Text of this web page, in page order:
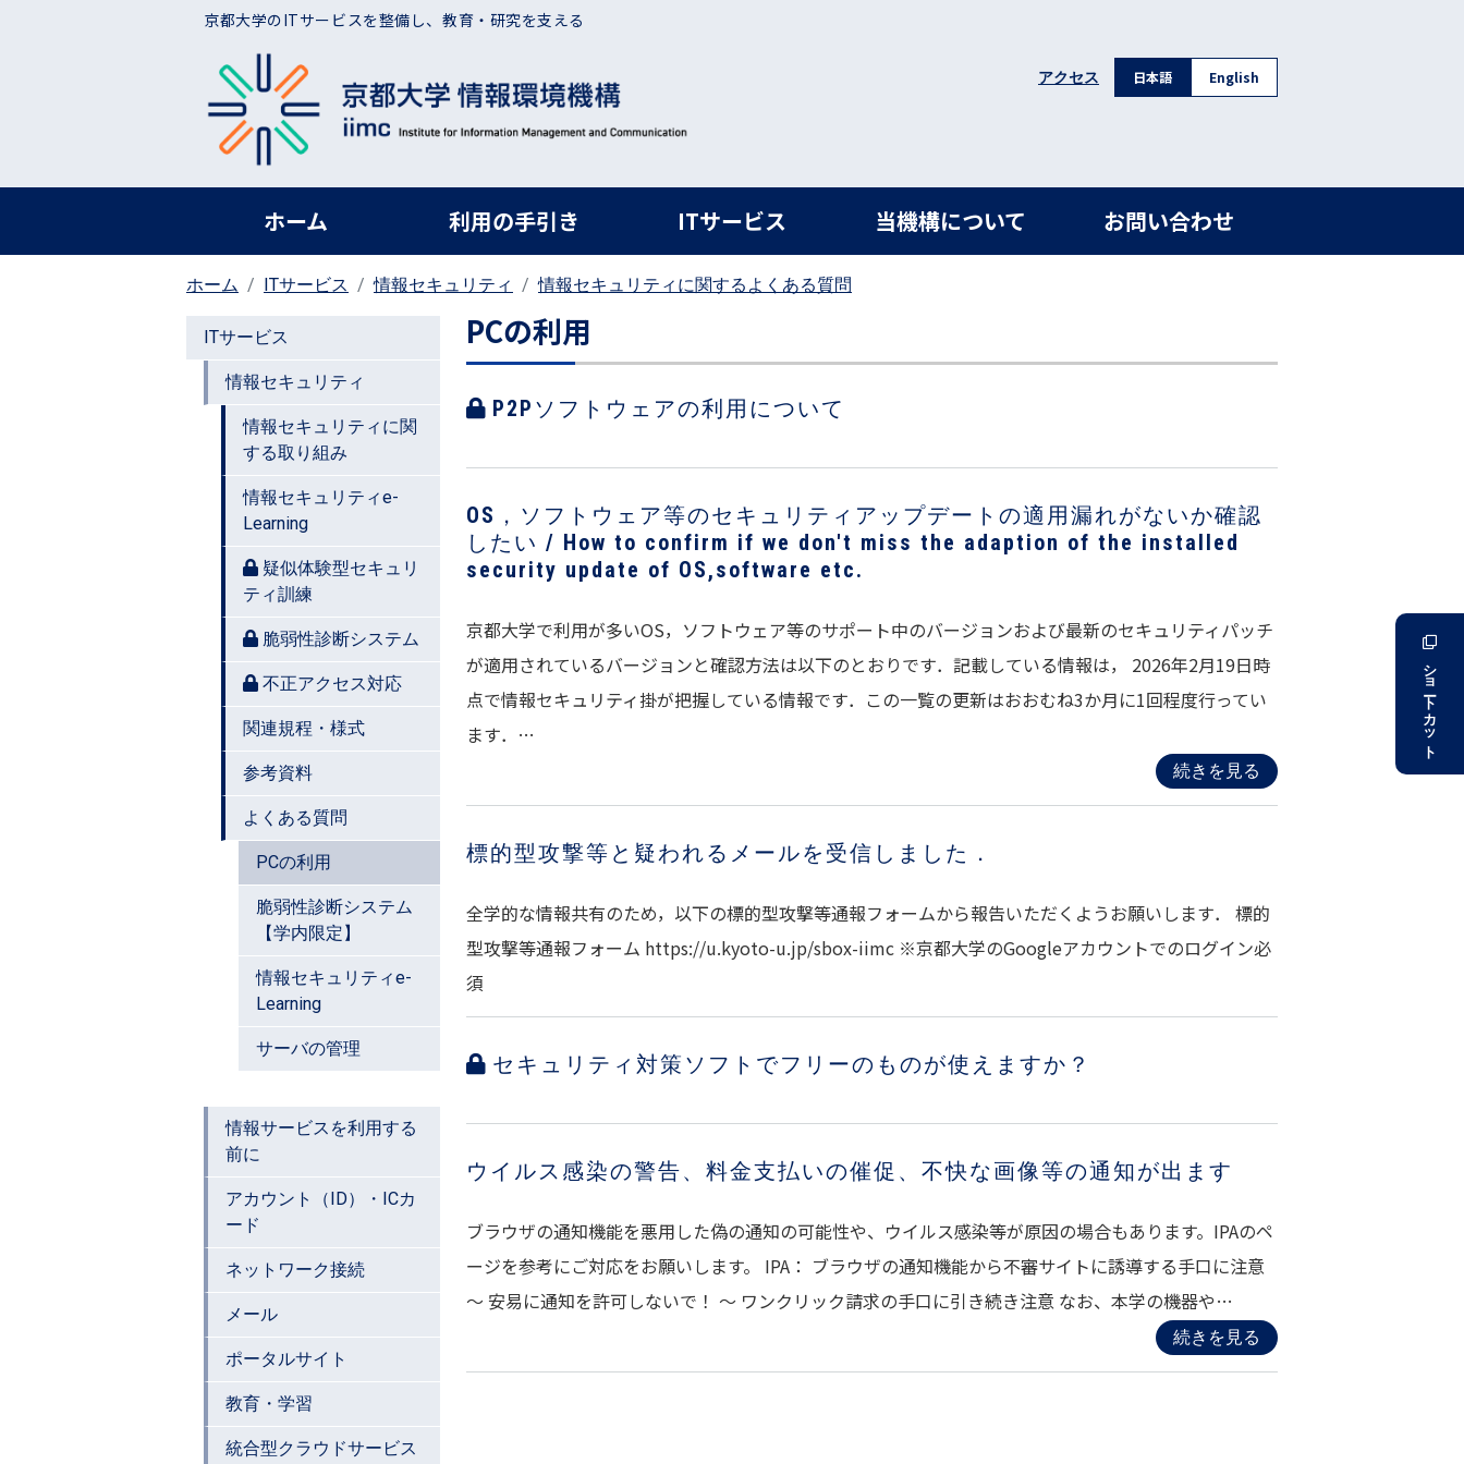
京都大学のITサービスを整備し、教育・研究を支える
アクセス 日本語 English
ヘッダー グローバルナビ
ホーム 利用の手引き ITサービス 当機構について お問い合わせ
ホーム ITサービス 情報セキュリティ 情報セキュリティに関するよくある質問
ITサービス
情報セキュリティ
情報セキュリティに関
する取り組み
情報セキュリティe-
Learning
疑似体験型セキュリ
ティ訓練
脆弱性診断システム
不正アクセス対応
関連規程・様式
参考資料
よくある質問
PCの利用
脆弱性診断システム
【学内限定】
情報セキュリティe-
Learning
サーバの管理
情報サービスを利用する
前に
アカウント（ID）・ICカ
ード
ネットワーク接続
メール
ポータルサイト
教育・学習
統合型クラウドサービス
PCの利用
P2Pソフトウェアの利用について
OS，ソフトウェア等のセキュリティアップデートの適用漏れがないか確認
したい / How to confirm if we don't miss the adaption of the installed
security update of OS,software etc.
京都大学で利用が多いOS，ソフトウェア等のサポート中のバージョンおよび最新のセキュリティパッチ
が適用されているバージョンと確認方法は以下のとおりです．記載している情報は， 2026年2月19日時
点で情報セキュリティ掛が把握している情報です．この一覧の更新はおおむね3か月に1回程度行ってい
ます．…
続きを見る
標的型攻撃等と疑われるメールを受信しました．
全学的な情報共有のため，以下の標的型攻撃等通報フォームから報告いただくようお願いします． 標的
型攻撃等通報フォーム https://u.kyoto-u.jp/sbox-iimc ※京都大学のGoogleアカウントでのログイン必
須
セキュリティ対策ソフトでフリーのものが使えますか？
ウイルス感染の警告、料金支払いの催促、不快な画像等の通知が出ます
ブラウザの通知機能を悪用した偽の通知の可能性や、ウイルス感染等が原因の場合もあります。IPAのペ
ージを参考にご対応をお願いします。 IPA： ブラウザの通知機能から不審サイトに誘導する手口に注意
～ 安易に通知を許可しないで！ ～ ワンクリック請求の手口に引き続き注意 なお、本学の機器や…
続きを見る
ショートカット